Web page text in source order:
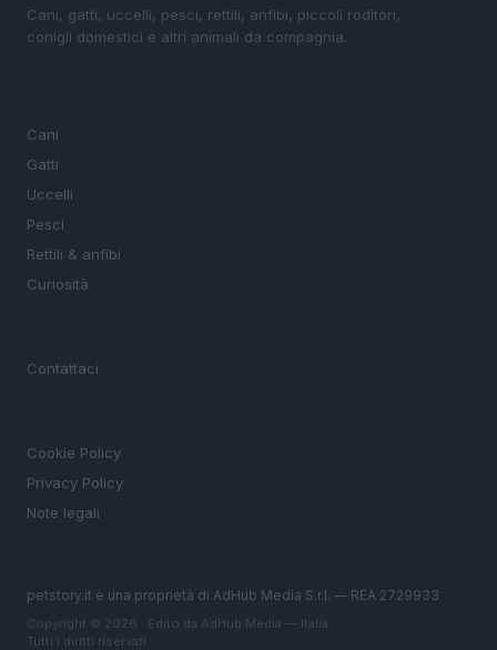
Cani, gatti, uccelli, pesci, rettili, anfibi, piccoli roditori,
conigli domestici e altri animali da compagnia.
Cani
Gatti
Uccelli
Pesci
Rettili & anfibi
Curiosità
Contattaci
Cookie Policy
Privacy Policy
Note legali
petstory.it è una proprietà di AdHub Media S.r.l. — REA 2729933
Copyright © 2026 · Edito da AdHub Media — Italia
Tutti i diritti riservati